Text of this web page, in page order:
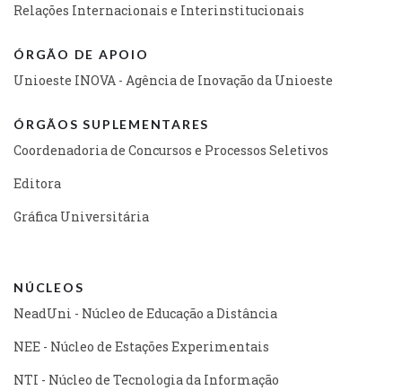
Relações Internacionais e Interinstitucionais
ÓRGÃO DE APOIO
Unioeste INOVA - Agência de Inovação da Unioeste
ÓRGÃOS SUPLEMENTARES
Coordenadoria de Concursos e Processos Seletivos
Editora
Gráfica Universitária
NÚCLEOS
NeadUni - Núcleo de Educação a Distância
NEE - Núcleo de Estações Experimentais
NTI - Núcleo de Tecnologia da Informação